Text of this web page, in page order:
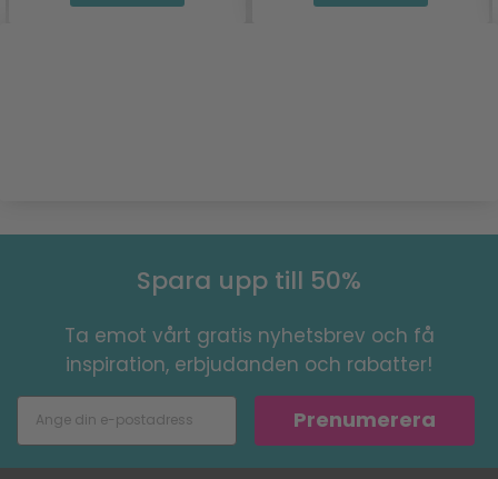
Spara upp till 50%
Ta emot vårt gratis nyhetsbrev och få
inspiration, erbjudanden och rabatter!
Prenumerera